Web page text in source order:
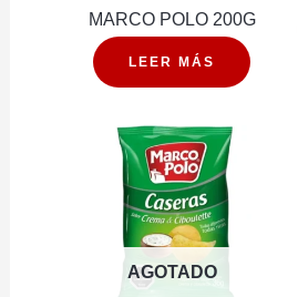
MARCO POLO 200G
LEER MÁS
AGOTADO